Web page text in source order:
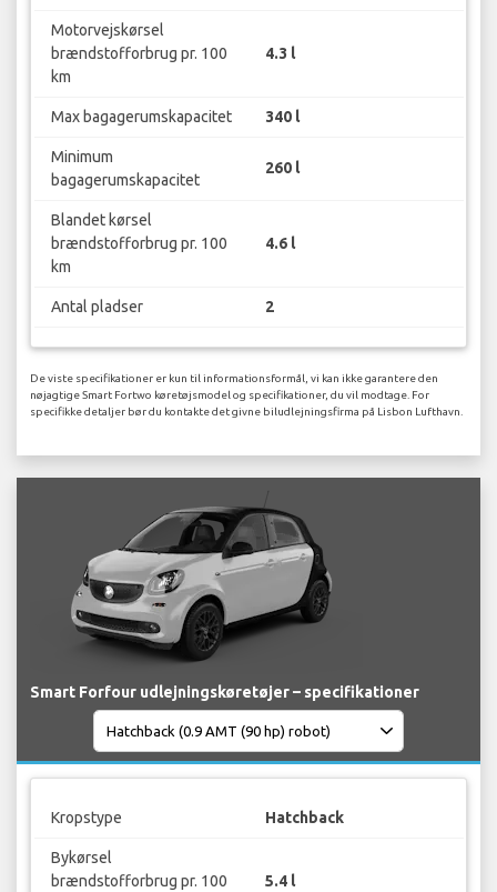
Motorvejskørsel
brændstofforbrug pr. 100
km
4.3 l
Max bagagerumskapacitet 340 l
Minimum
bagagerumskapacitet
260 l
Blandet kørsel
brændstofforbrug pr. 100
km
4.6 l
Antal pladser 2
De viste specifikationer er kun til informationsformål, vi kan ikke garantere den
nøjagtige Smart Fortwo køretøjsmodel og specifikationer, du vil modtage. For
specifikke detaljer bør du kontakte det givne biludlejningsfirma på Lisbon Lufthavn.
Smart Forfour udlejningskøretøjer – specifikationer
Kropstype Hatchback
Bykørsel
brændstofforbrug pr. 100
5.4 l